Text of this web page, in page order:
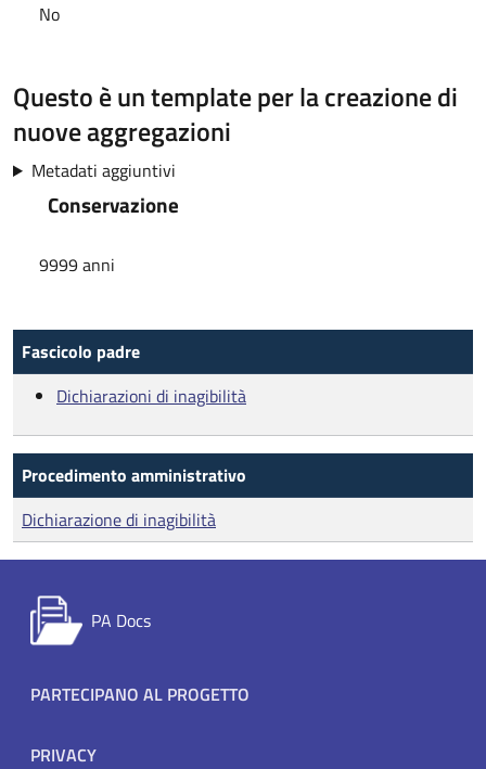
No
Questo è un template per la creazione di
nuove aggregazioni
Metadati aggiuntivi
Conservazione
9999 anni
Fascicolo padre
Dichiarazioni di inagibilità
Procedimento amministrativo
Dichiarazione di inagibilità
PA Docs
Footer menu
PARTECIPANO AL PROGETTO
PRIVACY